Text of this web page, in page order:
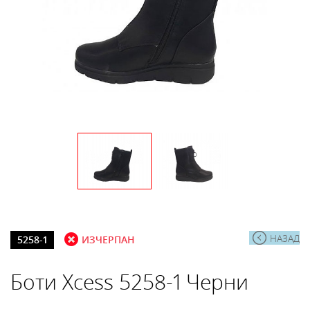
НАЗАД
5258-1 ИЗЧЕРПАН
Боти Xcess 5258-1 Черни